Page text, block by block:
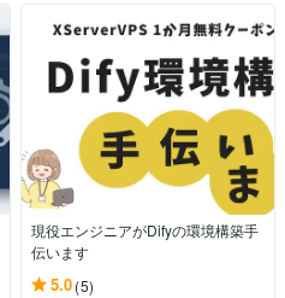
現役エンジニアがDifyの環境構築手
伝います
5.0(5)